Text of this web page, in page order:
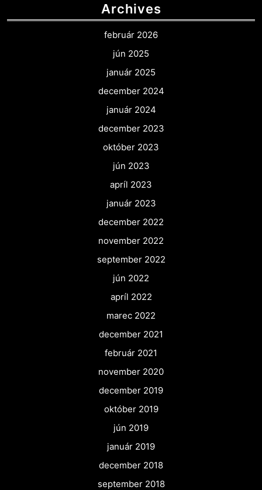
Archives
február 2026
jún 2025
január 2025
december 2024
január 2024
december 2023
október 2023
jún 2023
apríl 2023
január 2023
december 2022
november 2022
september 2022
jún 2022
apríl 2022
marec 2022
december 2021
február 2021
november 2020
december 2019
október 2019
jún 2019
január 2019
december 2018
september 2018